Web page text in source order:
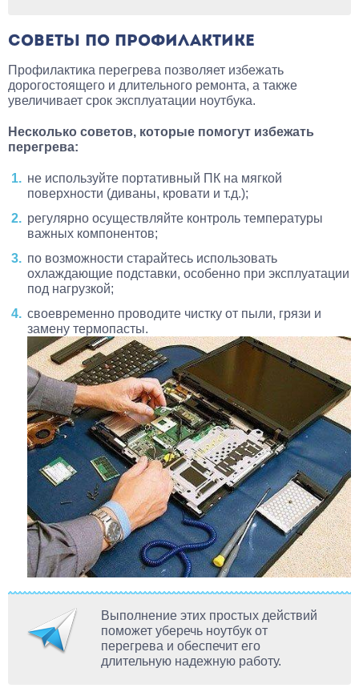
СОВЕТЫ ПО ПРОФИЛАКТИКЕ
Профилактика перегрева позволяет избежать
дорогостоящего и длительного ремонта, а также
увеличивает срок эксплуатации ноутбука.
Несколько советов, которые помогут избежать
перегрева:
не используйте портативный ПК на мягкой
поверхности (диваны, кровати и т.д.);
регулярно осуществляйте контроль температуры
важных компонентов;
по возможности старайтесь использовать
охлаждающие подставки, особенно при эксплуатации
под нагрузкой;
своевременно проводите чистку от пыли, грязи и
замену термопасты.
Выполнение этих простых действий
поможет уберечь ноутбук от
перегрева и обеспечит его
длительную надежную работу.